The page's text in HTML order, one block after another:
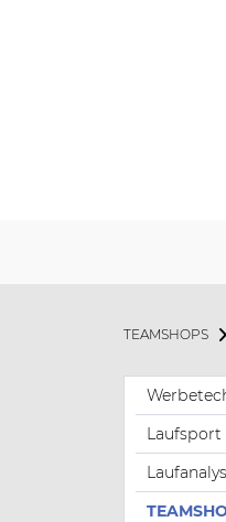
TEAMSHOPS
Laufsport